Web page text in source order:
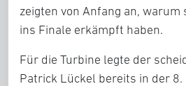
zeigten von Anfang an, warum
ins Finale erkämpft haben.
Für die Turbine legte der
Patrick Lückel bereits in der